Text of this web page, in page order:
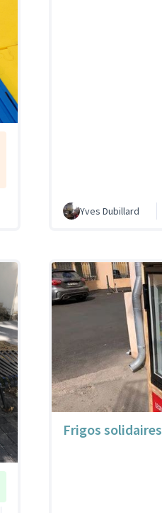
Yves Dubillard
Frigos solidaires